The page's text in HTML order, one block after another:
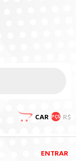
CAR PÇS R$
ENTRAR